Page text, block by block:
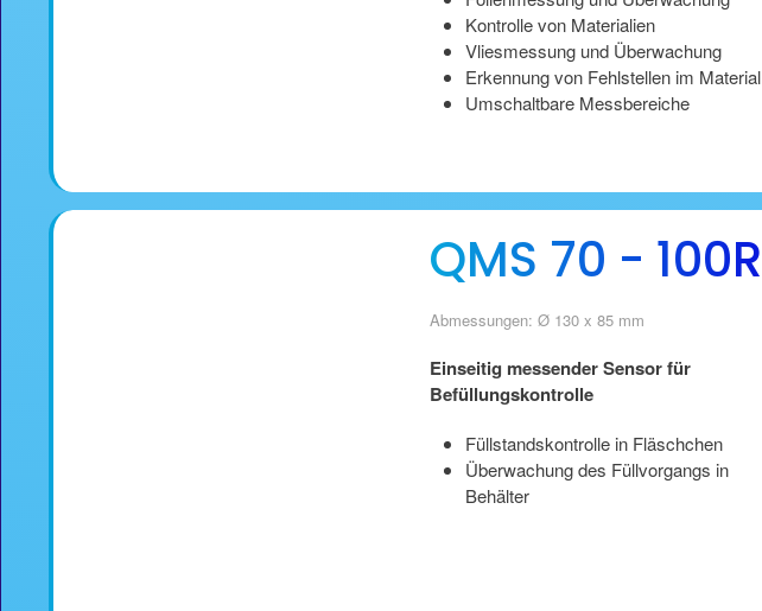
Kontrolle von Materialien
Vliesmessung und Überwachung
Erkennung von Fehlstellen im Material
Umschaltbare Messbereiche
QMS 70 - 100R
Abmessungen: Ø 130 x 85 mm
Einseitig messender Sensor für
Befüllungskontrolle
Füllstandskontrolle in Fläschchen
Überwachung des Füllvorgangs in
Behälter